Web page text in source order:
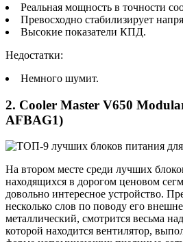
Реальная мощность в точности
Превосходно стабилизирует
Высокие показатели КПД.
Недостатки:
Немного шумит.
2. Cooler Master V650
AFBAG1)
На втором месте среди лучших
находящихся в дорогом ценовом
довольно интересное устройство.
несколько слов по поводу его
металлический, смотрится весьма
которой находится вентилятор,